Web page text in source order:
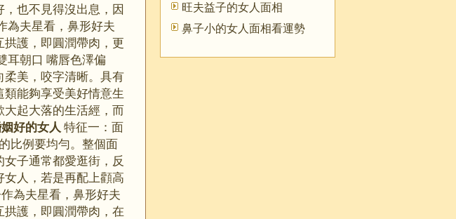
也不見得沒出息，因
為夫星看，鼻形好夫
護，即圓潤帶肉，更
耳朝口 嘴唇色澤偏
美，咬字清晰。具有
能夠享受美好情意生
起大落的生活經，而
好的女人 特征一：面
比例要均勻。整個面
子通常都愛逛街，反
人，若是再配上顴高
為夫星看，鼻形好夫
護，即圓潤帶肉，在
旺夫益子的女人面相
鼻子小的女人面相看運勢